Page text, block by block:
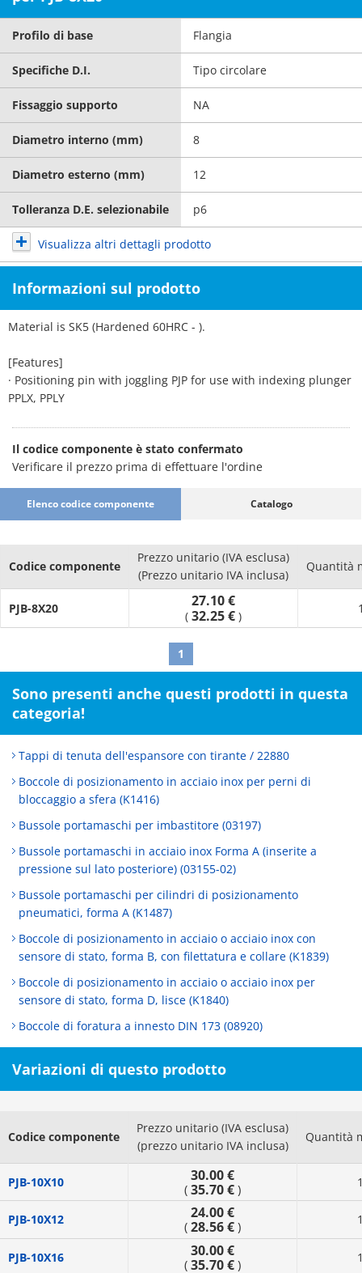
Profilo di base Flangia
Specifiche D.I. Tipo circolare
Fissaggio supporto NA
Diametro interno (mm) 8
Diametro esterno (mm) 12
Tolleranza D.E. selezionabile p6
Visualizza altri dettagli prodotto
Informazioni sul prodotto
Material is SK5 (Hardened 60HRC - ).
[Features]
· Positioning pin with joggling PJP for use with indexing plunger
PPLX, PPLY
Il codice componente è stato confermato
Verificare il prezzo prima di effettuare l'ordine
Elenco codice componente Catalogo
Codice componente
Prezzo unitario (IVA esclusa)
(Prezzo unitario IVA inclusa)
Quantità
PJB-8X20 27.10 €
( 32.25 € )
1
Sono presenti anche questi prodotti in questa
categoria!
Tappi di tenuta dell'espansore con tirante / 22880
Boccole di posizionamento in acciaio inox per perni di
bloccaggio a sfera (K1416)
Bussole portamaschi per imbastitore (03197)
Bussole portamaschi in acciaio inox Forma A (inserite a
pressione sul lato posteriore) (03155-02)
Bussole portamaschi per cilindri di posizionamento
pneumatici, forma A (K1487)
Boccole di posizionamento in acciaio o acciaio inox con
sensore di stato, forma B, con filettatura e collare (K1839)
Boccole di posizionamento in acciaio o acciaio inox per
sensore di stato, forma D, lisce (K1840)
Boccole di foratura a innesto DIN 173 (08920)
Variazioni di questo prodotto
Codice componente
Prezzo unitario (IVA esclusa)
(prezzo unitario IVA inclusa)
Quantità
PJB-10X10 30.00 €
( 35.70 € )
PJB-10X12 24.00 €
( 28.56 € )
PJB-10X16 30.00 €
( 35.70 € )